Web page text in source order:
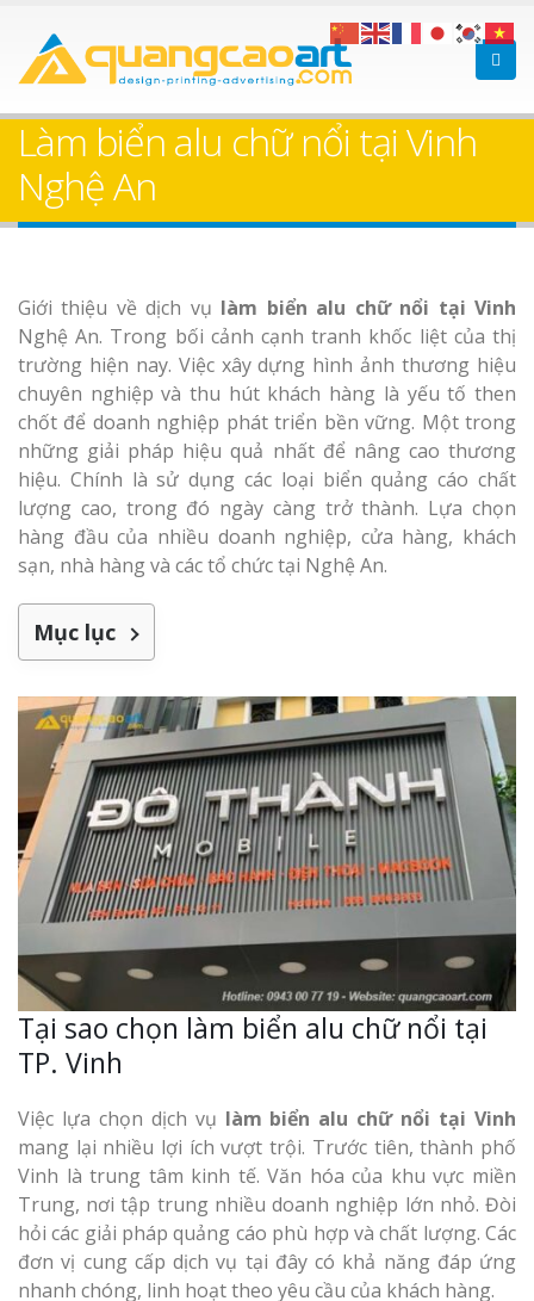
Làm biển alu chữ nổi tại Vinh
Nghệ An
Giới thiệu về dịch vụ làm biển alu chữ nổi tại Vinh
Nghệ An. Trong bối cảnh cạnh tranh khốc liệt của thị
trường hiện nay. Việc xây dựng hình ảnh thương hiệu
chuyên nghiệp và thu hút khách hàng là yếu tố then
chốt để doanh nghiệp phát triển bền vững. Một trong
những giải pháp hiệu quả nhất để nâng cao thương
hiệu. Chính là sử dụng các loại biển quảng cáo chất
lượng cao, trong đó ngày càng trở thành. Lựa chọn
hàng đầu của nhiều doanh nghiệp, cửa hàng, khách
sạn, nhà hàng và các tổ chức tại Nghệ An.
Mục lục
Tại sao chọn làm biển alu chữ nổi tại
TP. Vinh
Việc lựa chọn dịch vụ làm biển alu chữ nổi tại Vinh
mang lại nhiều lợi ích vượt trội. Trước tiên, thành phố
Vinh là trung tâm kinh tế. Văn hóa của khu vực miền
Trung, nơi tập trung nhiều doanh nghiệp lớn nhỏ. Đòi
hỏi các giải pháp quảng cáo phù hợp và chất lượng. Các
đơn vị cung cấp dịch vụ tại đây có khả năng đáp ứng
nhanh chóng, linh hoạt theo yêu cầu của khách hàng.
Làm bảng hiệu gỗ tại
theo yêu cầu
Làm bảng hiệu gỗ tại
Biên Hòa
Làm bảng hiệu gỗ tại
Nghệ An
Làm Biển
Dương
Thi công
cáo Thuận
Dương
Làm biển
tóc Thuận An
Thi công
cáo Vinh
Làm biển
Nghệ An giá
Thi Công
Nghệ An Nâng Tầm
Hiệu